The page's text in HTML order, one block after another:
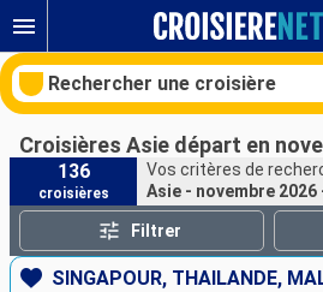
Rechercher une croisière
Nos destinations
Mois de départ
Croisières Asie départ en
136
croisières
Vos critères de
Asie - novembre 2026
Filtrer
SINGAPOUR, THAÏLANDE,